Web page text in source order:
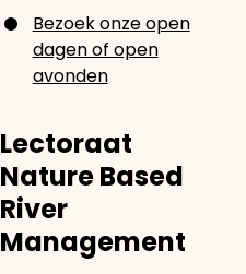
Bezoek onze open
dagen of open
avonden
Lectoraat
Nature Based
River
Management